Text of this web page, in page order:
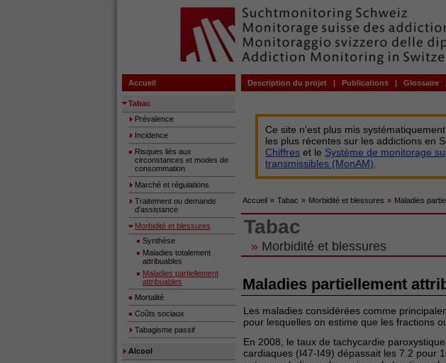
Accueil Description du projet | Publications | Glossaire
Tabac
Prévalence
Incidence
Risques liés aux
circonstances et modes de
consommation
Marché et régulations
Traitement ou demande
d'assistance
Morbidité et blessures
Synthèse
Maladies totalement
attribuables
Maladies partiellement
attribuables
Mortalité
Coûts sociaux
Tabagisme passif
Alcool
Ce site n'est plus mis
les plus récentes sur les addictions en
Chiffres et le Système de monitorage
transmissibles (MonAM)
Accueil » Tabac » Morbidité et blessures » Maladies
Tabac
» Morbidité et blessures
Maladies partiellement
Les maladies considérées comme
pour lesquelles on estime que les fractions
En 2008, le taux de tachycardie
cardiaques (I47-I49) dépassait les 7.2 pour